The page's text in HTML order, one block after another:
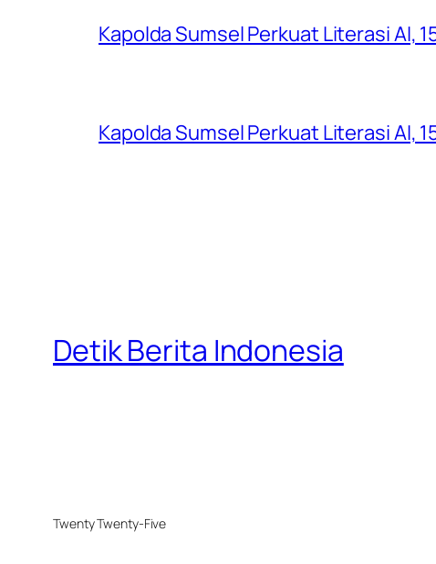
Kapolda Sumsel Perkuat Literasi AI,
Kapolda Sumsel Perkuat Literasi AI,
Detik Berita Indonesia
Twenty Twenty-Five